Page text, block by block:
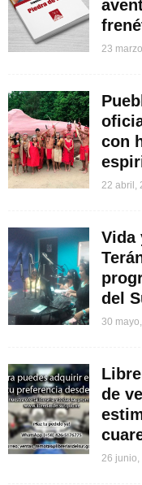
23
con
22 abril,
Vida
del
30
de
26 junio,